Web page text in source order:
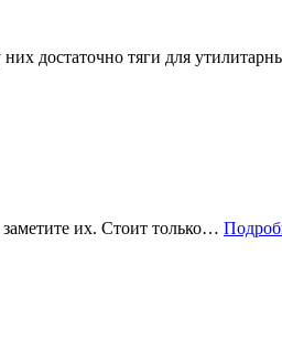
достаточно тяги для
заметите их. Стоит только…